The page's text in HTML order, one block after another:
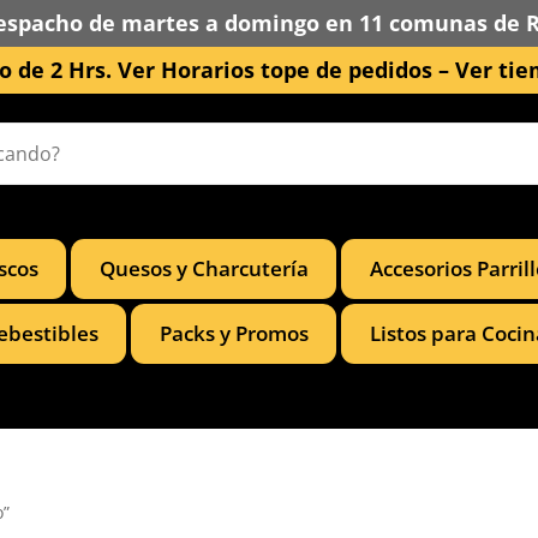
de martes a domingo en 11 comunas de
de 2 Hrs. Ver Horarios tope de pedidos – Ver
Quesos y Charcutería Accesorios
Packs y Promos Listos para